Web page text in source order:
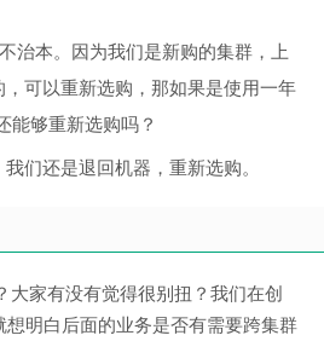
治本。因为我们是新购的集群，上
可以重新选购，那如果是使用一年
能够重新选购吗？
们还是退回机器，重新选购。
大家有没有觉得很别扭？我们在创
明白后面的业务是否有需要跨集群